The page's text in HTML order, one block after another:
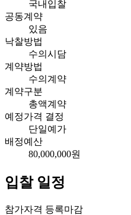
국내입찰
공동계약
있음
낙찰방법
수의시담
계약방법
수의계약
계약구분
총액계약
예정가격 결정
단일예가
배정예산
80,000,000원
입찰 일정
참가자격 등록마감